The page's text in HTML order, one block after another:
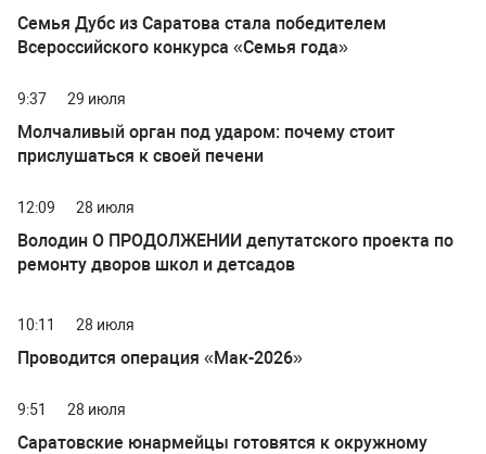
Семья Дубс из Саратова стала победителем
Всероссийского конкурса «Семья года»
9:37 29 июля
Молчаливый орган под ударом: почему стоит
прислушаться к своей печени
12:09 28 июля
Володин О ПРОДОЛЖЕНИИ депутатского проекта по
ремонту дворов школ и детсадов
10:11 28 июля
Проводится операция «Мак-2026»
9:51 28 июля
Саратовские юнармейцы готовятся к окружному